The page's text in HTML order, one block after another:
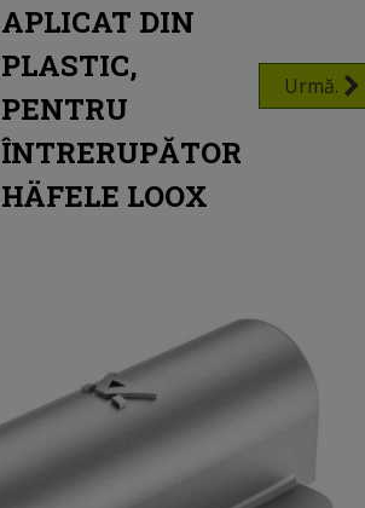
APLICAT DIN
PLASTIC,
PENTRU
ÎNTRERUPĂTOR
HÄFELE LOOX
Urmă.